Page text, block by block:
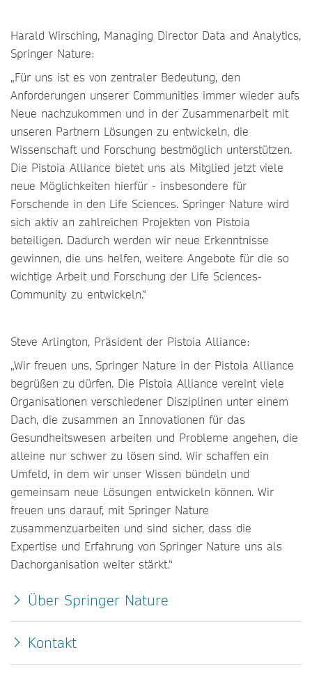
Harald Wirsching, Managing Director Data and Analytics,
Springer Nature:
„Für uns ist es von zentraler Bedeutung, den
Anforderungen unserer Communities immer wieder aufs
Neue nachzukommen und in der Zusammenarbeit mit
unseren Partnern Lösungen zu entwickeln, die
Wissenschaft und Forschung bestmöglich unterstützen.
Die Pistoia Alliance bietet uns als Mitglied jetzt viele
neue Möglichkeiten hierfür - insbesondere für
Forschende in den Life Sciences. Springer Nature wird
sich aktiv an zahlreichen Projekten von Pistoia
beteiligen. Dadurch werden wir neue Erkenntnisse
gewinnen, die uns helfen, weitere Angebote für die so
wichtige Arbeit und Forschung der Life Sciences-
Community zu entwickeln.“
Steve Arlington, Präsident der Pistoia Alliance:
„Wir freuen uns, Springer Nature in der Pistoia Alliance
begrüßen zu dürfen. Die Pistoia Alliance vereint viele
Organisationen verschiedener Disziplinen unter einem
Dach, die zusammen an Innovationen für das
Gesundheitswesen arbeiten und Probleme angehen, die
alleine nur schwer zu lösen sind. Wir schaffen ein
Umfeld, in dem wir unser Wissen bündeln und
gemeinsam neue Lösungen entwickeln können. Wir
freuen uns darauf, mit Springer Nature
zusammenzuarbeiten und sind sicher, dass die
Expertise und Erfahrung von Springer Nature uns als
Dachorganisation weiter stärkt.“
Über Springer Nature
Kontakt